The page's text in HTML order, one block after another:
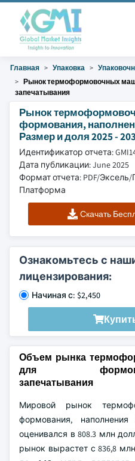
Главная Упаковка
Рынок термоформовочных
запечатывания
Рынок
формования,
Размер и доля 2025 -
Идентификатор отчета:
Дата публикации: June 2025
Формат отчета: PDF/
Платформа
Скачать
Ознакомьтесь с
лицензирования:
Начиная с: $2,450
Объем рынка
для
запечатывания
Мировой рынок
формования,
оценивался в 808.3 млн
рынок вырастет с 836,8